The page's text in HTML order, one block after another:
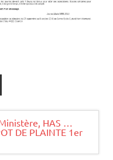
HAS …
DE PLAINTE 1er